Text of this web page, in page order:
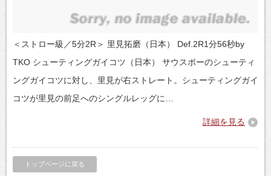
＜ストロー級／5分2R＞ 里見拓磨（日本） Def.2R1分56秒by
TKO シューティングガイコツ（日本） サウスポーのシューティ
ングガイコツに対し、里見が右ストレート。シューティングガイ
コツが里見の前足へのシングルレッグに…
詳細を見る
トップページに戻る